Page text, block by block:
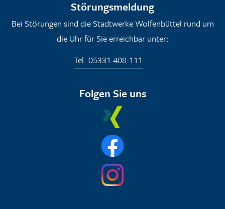
Störungsmeldung
Bei Störungen sind die Stadtwerke Wolfenbüttel rund um
die Uhr für Sie erreichbar unter:
Tel. 05331 408-111
Folgen Sie uns